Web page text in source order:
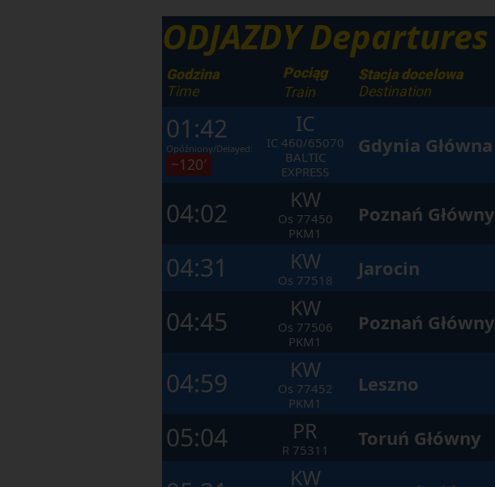
ODJAZDY Departures
Godzina
Time
Pociąg
Train
Stacja docelowa
Destination
01:42
Opóźniony/Delayed:
~120′
IC
IC 460/65070
BALTIC
EXPRESS
Gdynia Główna
04:02 KW
Os 77450
PKM1
Poznań Główny
04:31
KW
Os 77518 Jarocin
04:45
KW
Os 77506
PKM1
Poznań Główny
04:59
KW
Os 77452
PKM1
Leszno
05:04
PR
R 75311 Toruń Główny
KW